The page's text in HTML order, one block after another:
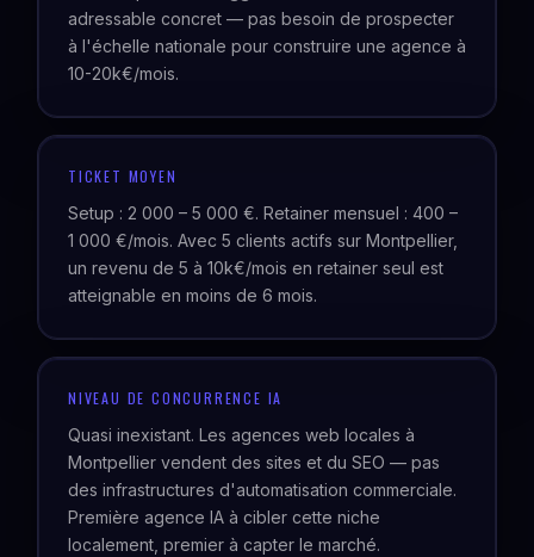
adressable concret — pas besoin de prospecter
à l'échelle nationale pour construire une agence à
10-20k€/mois.
TICKET MOYEN
Setup : 2 000 – 5 000 €. Retainer mensuel : 400 –
1 000 €/mois. Avec 5 clients actifs sur Montpellier,
un revenu de 5 à 10k€/mois en retainer seul est
atteignable en moins de 6 mois.
NIVEAU DE CONCURRENCE IA
Quasi inexistant. Les agences web locales à
Montpellier vendent des sites et du SEO — pas
des infrastructures d'automatisation commerciale.
Première agence IA à cibler cette niche
localement, premier à capter le marché.